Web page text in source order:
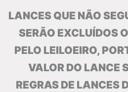
LANCES QUE NÃO
SERÃO EXCLUÍDOS
PELO LEILOEIRO,
VALOR DO LANCE
REGRAS DE LANCES